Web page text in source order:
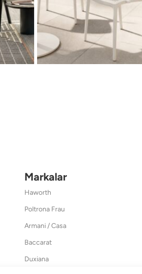
Markalar
Haworth
Poltrona Frau
Armani / Casa
Baccarat
Duxiana